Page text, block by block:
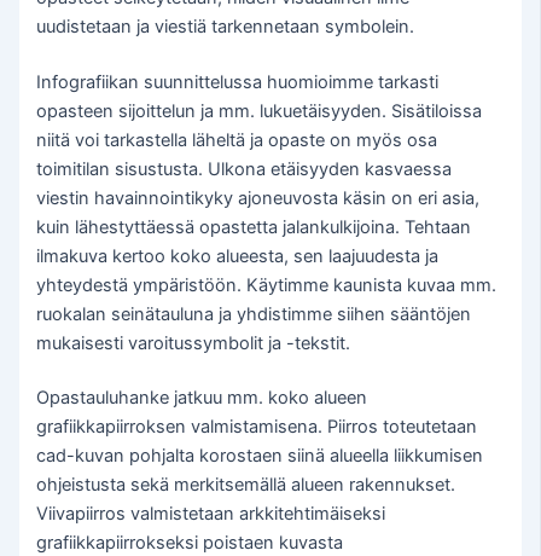
uudistetaan ja viestiä tarkennetaan symbolein.
Infografiikan suunnittelussa huomioimme tarkasti
opasteen sijoittelun ja mm. lukuetäisyyden. Sisätiloissa
niitä voi tarkastella läheltä ja opaste on myös osa
toimitilan sisustusta. Ulkona etäisyyden kasvaessa
viestin havainnointikyky ajoneuvosta käsin on eri asia,
kuin lähestyttäessä opastetta jalankulkijoina. Tehtaan
ilmakuva kertoo koko alueesta, sen laajuudesta ja
yhteydestä ympäristöön. Käytimme kaunista kuvaa mm.
ruokalan seinätauluna ja yhdistimme siihen sääntöjen
mukaisesti varoitussymbolit ja -tekstit.
Opastauluhanke jatkuu mm. koko alueen
grafiikkapiirroksen valmistamisena. Piirros toteutetaan
cad-kuvan pohjalta korostaen siinä alueella liikkumisen
ohjeistusta sekä merkitsemällä alueen rakennukset.
Viivapiirros valmistetaan arkkitehtimäiseksi
grafiikkapiirrokseksi poistaen kuvasta